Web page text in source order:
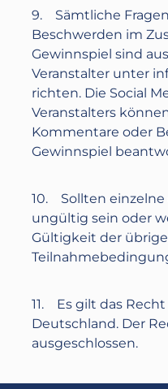
9. Sämtliche
Beschwerden im
Gewinnspiel sind
Veranstalter unter
richten. Die Social
Veranstalters
Kommentare oder
Gewinnspiel
10. Sollten einzelne
ungültig sein oder
Gültigkeit der
11. Es gilt das
Deutschland. Der
ausgeschlossen.